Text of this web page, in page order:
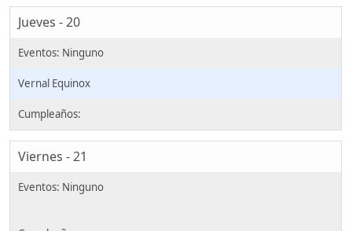
Jueves - 20
Vernal Equinox
Viernes - 21